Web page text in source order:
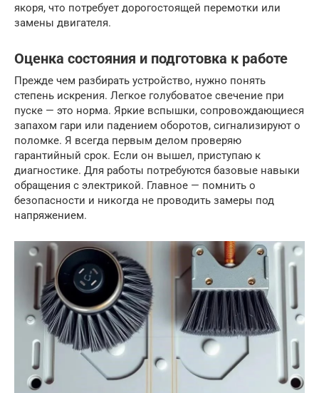
якоря, что потребует дорогостоящей перемотки или
замены двигателя.
Оценка состояния и подготовка к работе
Прежде чем разбирать устройство, нужно понять
степень искрения. Легкое голубоватое свечение при
пуске — это норма. Яркие вспышки, сопровождающиеся
запахом гари или падением оборотов, сигнализируют о
поломке. Я всегда первым делом проверяю
гарантийный срок. Если он вышел, приступаю к
диагностике. Для работы потребуются базовые навыки
обращения с электрикой. Главное — помнить о
безопасности и никогда не проводить замеры под
напряжением.